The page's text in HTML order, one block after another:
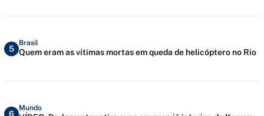
5
Brasil
Quem eram as vítimas mortas em queda de helicóptero no Rio
6
Mundo